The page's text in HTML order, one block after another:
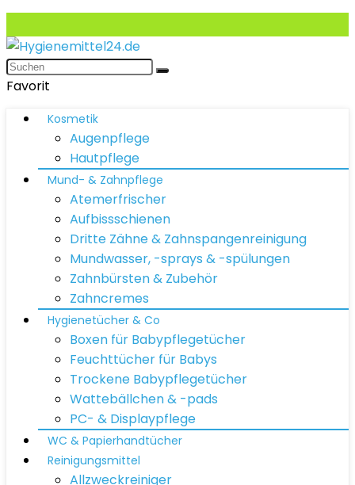
Favorit
Kosmetik
Augenpflege
Hautpflege
Mund- & Zahnpflege
Atemerfrischer
Aufbissschienen
Dritte Zähne & Zahnspangenreinigung
Mundwasser, -sprays & -spülungen
Zahnbürsten & Zubehör
Zahncremes
Hygienetücher & Co
Boxen für Babypflegetücher
Feuchttücher für Babys
Trockene Babypflegetücher
Wattebällchen & -pads
PC- & Displaypflege
WC & Papierhandtücher
Reinigungsmittel
Allzweckreiniger